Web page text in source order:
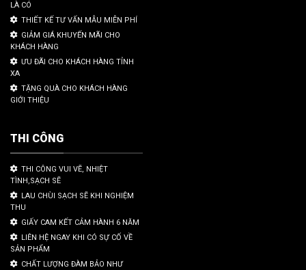
LÀ CÓ
THIẾT KẾ TƯ VẤN MẪU MIỄN PHÍ
GIẢM GIÁ KHUYẾN MÃI CHO
KHÁCH HÀNG
ƯU ĐÃI CHO KHÁCH HÀNG TỈNH
XA
TẶNG QUÀ CHO KHÁCH HÀNG
GIỚI THIỆU
THI CÔNG
THI CÔNG VUI VẼ, NHIỆT
TÌNH,SẠCH SẼ
LAU CHÙI SẠCH SẼ KHI NGHIỆM
THU
GIẤY CAM KẾT CẢM HÀNH 6 NĂM
LIÊN HỆ NGAY KHI CÓ SỰ CỐ VỀ
SẢN PHẨM
CHẤT LƯỢNG ĐÀM BẢO NHƯ